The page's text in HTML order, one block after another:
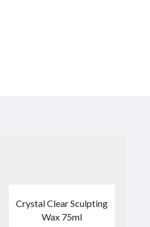
Crystal Clear Sculpting
Wax 75ml